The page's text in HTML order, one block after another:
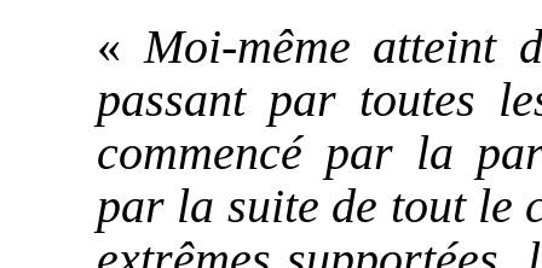
« Moi-même atteint
passant par toutes
commencé par la
par la suite de tout le